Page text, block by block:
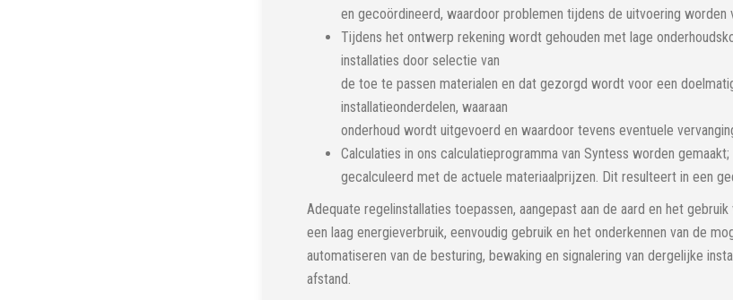
en gecoördineerd, waardoor problemen tijdens de uitvoering worden
Tijdens het ontwerp rekening wordt gehouden met lage
installaties door selectie van
de toe te passen materialen en dat gezorgd wordt voor een
installatieonderdelen, waaraan
onderhoud wordt uitgevoerd en waardoor tevens eventuele
Calculaties in ons calculatieprogramma van Syntess worden
gecalculeerd met de actuele materiaalprijzen. Dit resulteert in een
Adequate regelinstallaties toepassen, aangepast aan de aard en het
een laag energieverbruik, eenvoudig gebruik en het onderkennen van de
automatiseren van de besturing, bewaking en signalering van dergelijke
afstand.